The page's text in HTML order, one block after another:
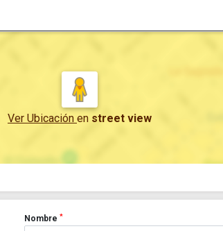
Ver Ubicación en street view
Nombre*